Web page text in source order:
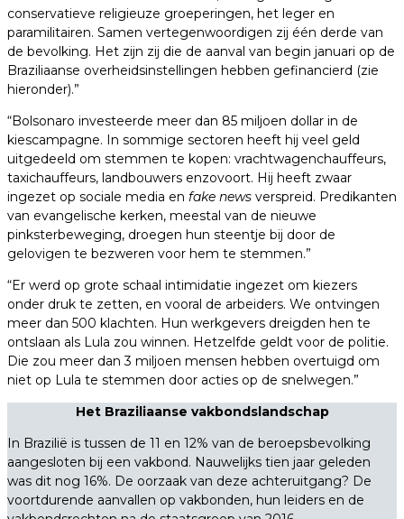
conservatieve religieuze groeperingen, het leger en
paramilitairen. Samen vertegenwoordigen zij één derde van
de bevolking. Het zijn zij die de aanval van begin januari op de
Braziliaanse overheidsinstellingen hebben gefinancierd (zie
hieronder).”
“Bolsonaro investeerde meer dan 85 miljoen dollar in de
kiescampagne. In sommige sectoren heeft hij veel geld
uitgedeeld om stemmen te kopen: vrachtwagenchauffeurs,
taxichauffeurs, landbouwers enzovoort. Hij heeft zwaar
ingezet op sociale media en fake news verspreid. Predikanten
van evangelische kerken, meestal van de nieuwe
pinksterbeweging, droegen hun steentje bij door de
gelovigen te bezweren voor hem te stemmen.”
“Er werd op grote schaal intimidatie ingezet om kiezers
onder druk te zetten, en vooral de arbeiders. We ontvingen
meer dan 500 klachten. Hun werkgevers dreigden hen te
ontslaan als Lula zou winnen. Hetzelfde geldt voor de politie.
Die zou meer dan 3 miljoen mensen hebben overtuigd om
niet op Lula te stemmen door acties op de snelwegen.”
Het Braziliaanse vakbondslandschap
In Brazilië is tussen de 11 en 12% van de beroepsbevolking
aangesloten bij een vakbond. Nauwelijks tien jaar geleden
was dit nog 16%. De oorzaak van deze achteruitgang? De
voortdurende aanvallen op vakbonden, hun leiders en de